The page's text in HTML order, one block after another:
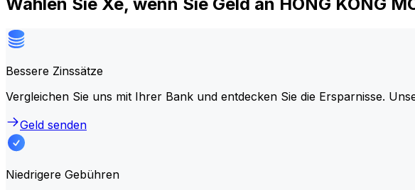
Bessere Zinssätze
Vergleichen Sie uns mit Ihrer Bank und entdecken Sie die Ersparnisse.
Geld senden
Niedrigere Gebühren